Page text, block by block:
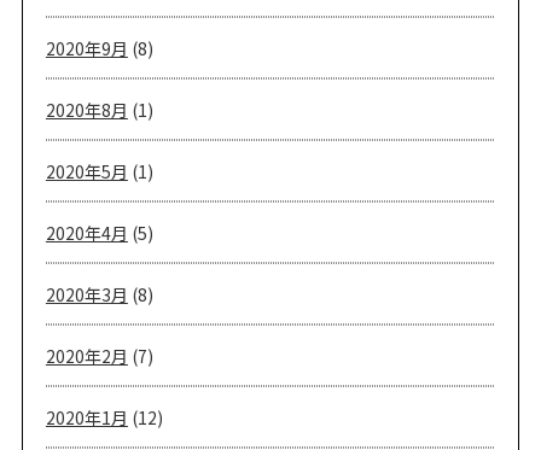
2020年9月 (8)
2020年8月 (1)
2020年5月 (1)
2020年4月 (5)
2020年3月 (8)
2020年2月 (7)
2020年1月 (12)